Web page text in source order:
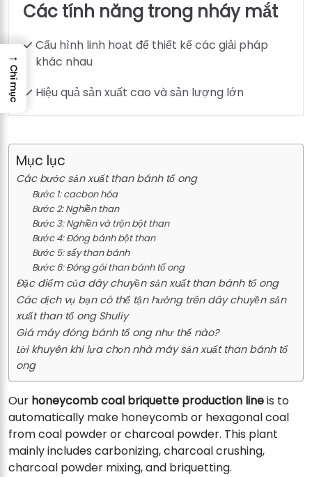
Các tính năng trong nháy mắt
Cấu hình linh hoạt để thiết kế các giải pháp
khác nhau
Hiệu quả sản xuất cao và sản lượng lớn
Mục lục
Các bước sản xuất than bánh tổ ong
Bước 1: cacbon hóa
Bước 2: Nghiền than
Bước 3: Nghiền và trộn bột than
Bước 4: Đóng bánh bột than
Bước 5: sấy than bánh
Bước 6: Đóng gói than bánh tổ ong
Đặc điểm của dây chuyền sản xuất than bánh tổ ong
Các dịch vụ bạn có thể tận hưởng trên dây chuyền sản
xuất than tổ ong Shuliy
Giá máy đóng bánh tổ ong như thế nào?
Lời khuyên khi lựa chọn nhà máy sản xuất than bánh tổ
ong
Our honeycomb coal briquette production lineis to
automatically make honeycomb or hexagonal coal
from coal powder or charcoal powder. This plant
mainly includes carbonizing, charcoal crushing,
charcoal powder mixing, and briquetting.
→
Chỉ mục